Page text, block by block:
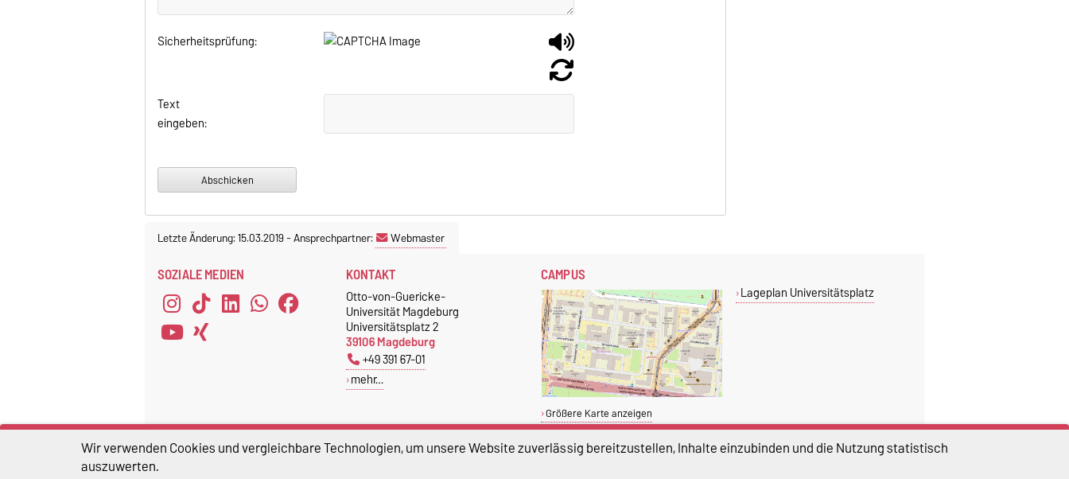
Sicherheitsprüfung:
Text
eingeben:
Letzte Änderung: 15.03.2019-Ansprechpartner: Webmaster
SOZIALE MEDIEN KONTAKT
Otto-von-Guericke-
Universität Magdeburg
Universitätsplatz 2
39106 Magdeburg
+49 391 67-01
mehr…
CAMPUS
Größere Karte anzeigen
Lageplan Universitätsplatz
DIESE SEITE
Wir verwenden Cookies und vergleichbare Technologien, um unsere Website zuverlässig bereitzustellen, Inhalte einzubinden und die Nutzung statistisch
auszuwerten.